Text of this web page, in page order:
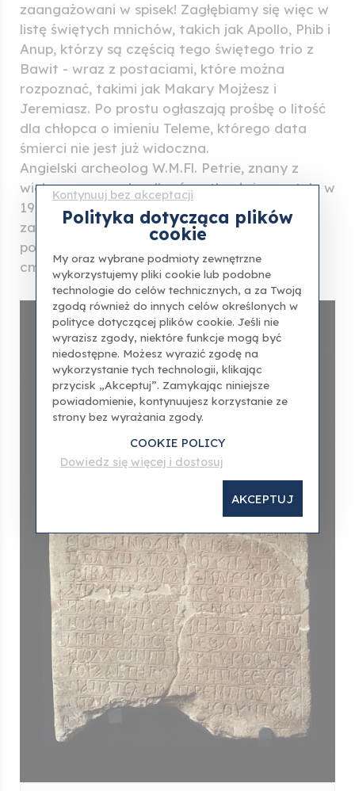
zaangażowani w spisek! Zagłębiamy się więc w
listę świętych mnichów, takich jak Apollo, Phib i
Anup, którzy są częścią tego świętego trio z
Bawit - wraz z postaciami, które można
rozpoznać, takimi jak Makary Mojżesz i
Jeremiasz. Po prostu ogłaszają prośbę o litość
dla chłopca o imieniu Teleme, którego data
śmierci nie jest już widoczna.
Angielski archeolog W.M.Fl. Petrie, znany z
wielu znaczących odkryć, natknął się na stelę w
1913 roku. Lokalizacja odkrycia pozostaje
zagadką, ale aluzja do świętych Bawit na
pomniku może sugerować jego pochodzenie:
cmentarz w tym samym klasztorze.
Kontynuuj bez akceptacji
Polityka dotycząca plików
cookie
My oraz wybrane podmioty zewnętrzne
wykorzystujemy pliki cookie lub podobne
technologie do celów technicznych, a za Twoją
zgodą również do innych celów określonych w
polityce dotyczącej plików cookie. Jeśli nie
wyrazisz zgody, niektóre funkcje mogą być
niedostępne. Możesz wyrazić zgodę na
wykorzystanie tych technologii, klikając
przycisk „Akceptuj”. Zamykając niniejsze
powiadomienie, kontynuujesz korzystanie ze
strony bez wyrażania zgody.
COOKIE POLICY
Dowiedz się więcej i dostosuj
AKCEPTUJ